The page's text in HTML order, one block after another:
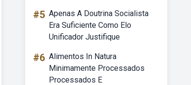
#5 Apenas A Doutrina Socialista
Era Suficiente Como Elo
Unificador Justifique
#6 Alimentos In Natura
Minimamente Processados
Processados E